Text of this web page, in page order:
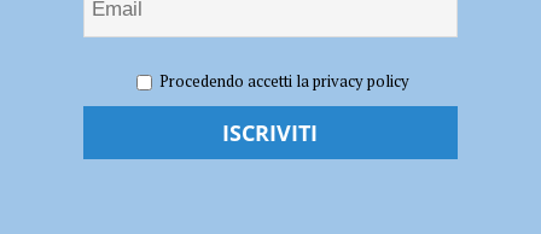
farmacie per eseguire il tampone, Federfarma: “Prenotazioni
raddoppiate, per ora scorte sufficienti” – AUDIO
File davanti alle farmacie per eseguire il
Procedendo accetti la privacy policy